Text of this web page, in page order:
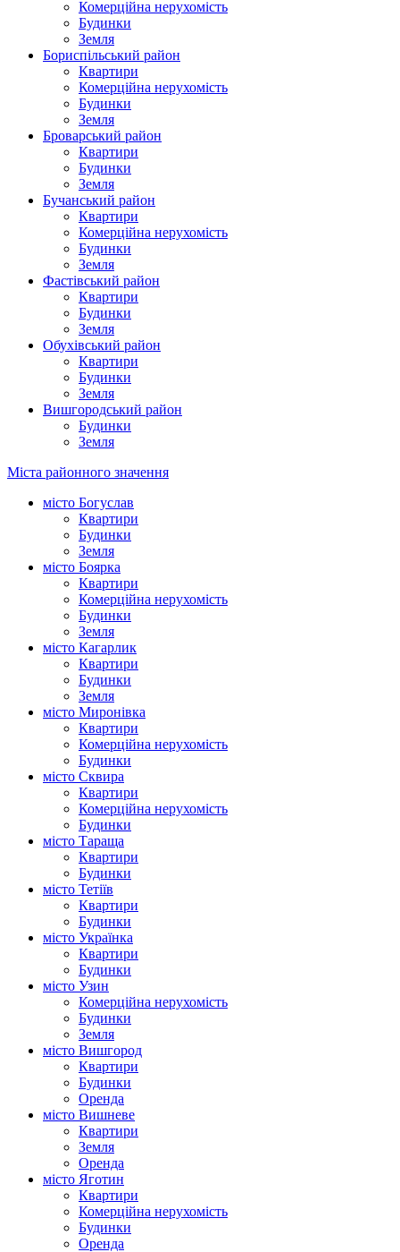
Комерційна нерухомість
Будинки
Земля
Бориспільський район
Квартири
Комерційна нерухомість
Будинки
Земля
Броварський район
Квартири
Будинки
Земля
Бучанський район
Квартири
Комерційна нерухомість
Будинки
Земля
Фастівський район
Квартири
Будинки
Земля
Обухівський район
Квартири
Будинки
Земля
Вишгородський район
Будинки
Земля
Міста районного значення
місто Богуслав
Квартири
Будинки
Земля
місто Боярка
Квартири
Комерційна нерухомість
Будинки
Земля
місто Кагарлик
Квартири
Будинки
Земля
місто Миронівка
Квартири
Комерційна нерухомість
Будинки
місто Сквира
Квартири
Комерційна нерухомість
Будинки
місто Тараща
Квартири
Будинки
місто Тетіїв
Квартири
Будинки
місто Українка
Квартири
Будинки
місто Узин
Комерційна нерухомість
Будинки
Земля
місто Вишгород
Квартири
Будинки
Оренда
місто Вишневе
Квартири
Земля
Оренда
місто Яготин
Квартири
Комерційна нерухомість
Будинки
Оренда